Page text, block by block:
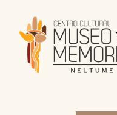
content